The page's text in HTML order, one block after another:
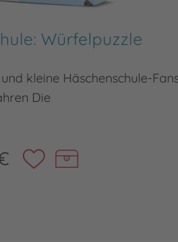
Würfelpuzzle
kleine Häschenschule-
Die